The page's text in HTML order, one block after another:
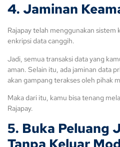
4. Jaminan
Rajapay telah menggunakan sistem
enkripsi data canggih.
Jadi, semua transaksi data yang
aman. Selain itu, ada jaminan data
akan gampang terakses oleh pihak
Maka dari itu, kamu bisa tenang
Rajapay.
5. Buka Peluang